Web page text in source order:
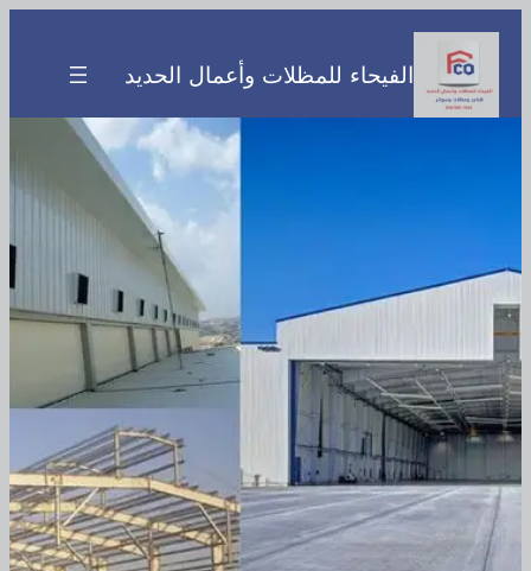
تخطى
المحتوى
الفيحاء للمظلات وأعمال الحديد